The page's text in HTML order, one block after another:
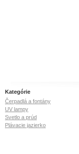
Kategórie
Čerpadlá a fontány
UV lampy
Svetlo a prúd
Plávacie jazierko